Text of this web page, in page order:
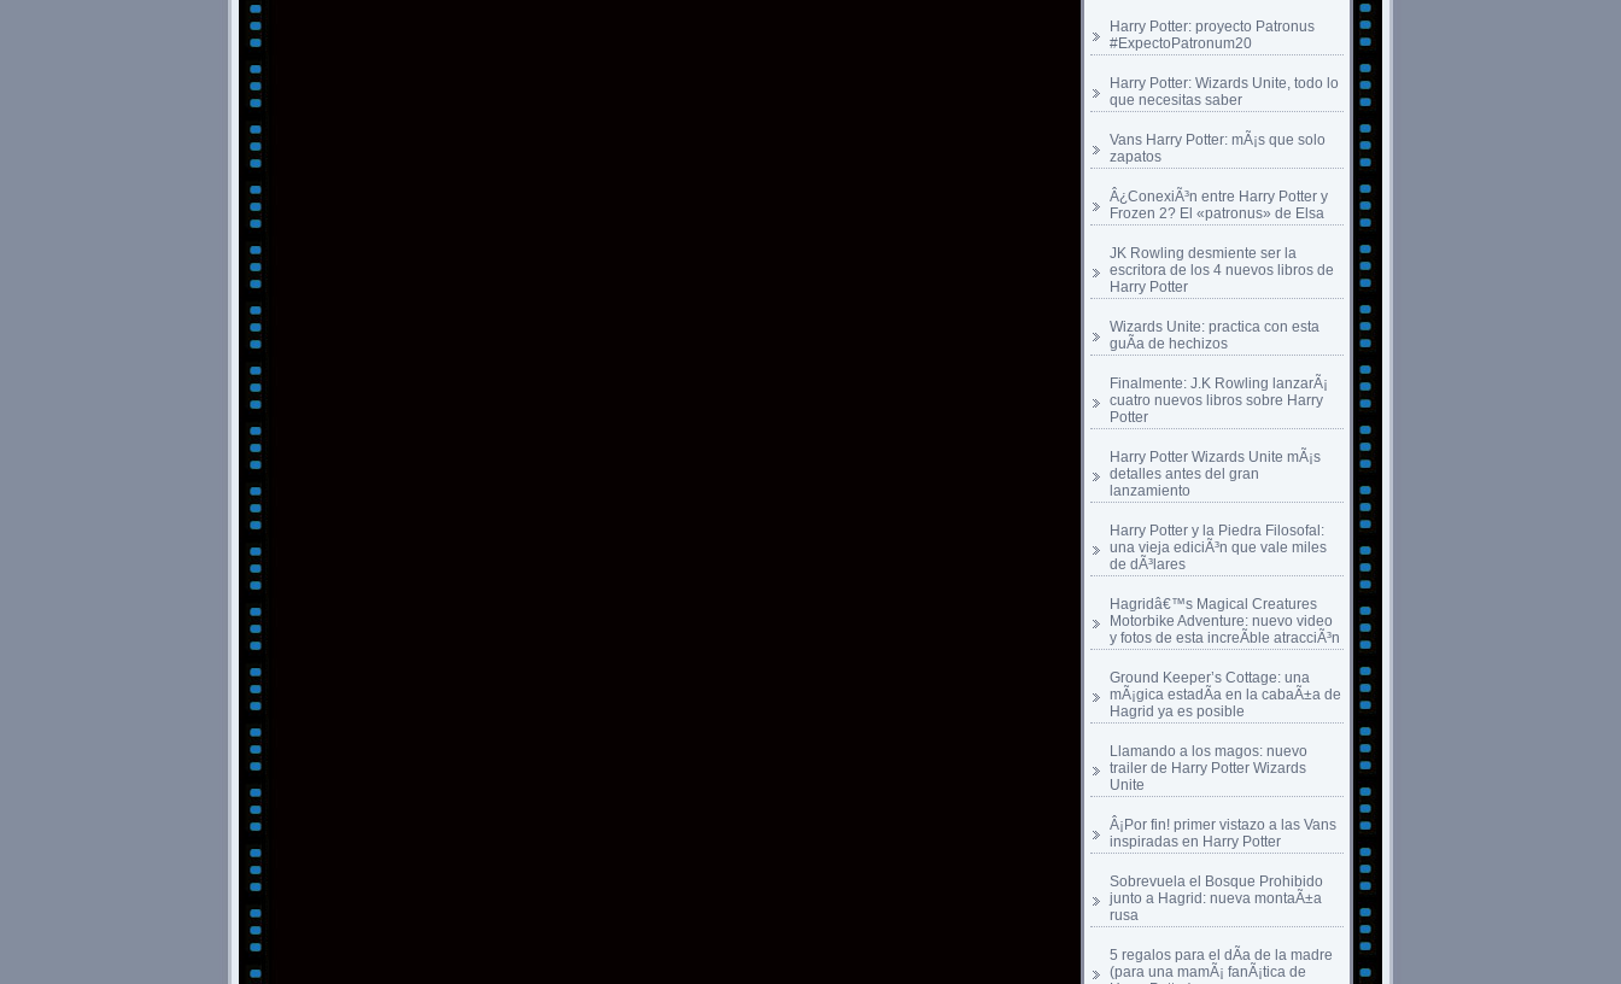
Harry Potter: proyecto Patronus
#ExpectoPatronum20
Harry Potter: Wizards Unite, todo lo
que necesitas saber
Vans Harry Potter: mÃ¡s que solo
zapatos
Â¿ConexiÃ³n entre Harry Potter y
Frozen 2? El «patronus» de Elsa
JK Rowling desmiente ser la
escritora de los 4 nuevos libros de
Harry Potter
Wizards Unite: practica con esta
guÃ­a de hechizos
Finalmente: J.K Rowling lanzarÃ¡
cuatro nuevos libros sobre Harry
Potter
Harry Potter Wizards Unite mÃ¡s
detalles antes del gran
lanzamiento
Harry Potter y la Piedra Filosofal:
una vieja ediciÃ³n que vale miles
de dÃ³lares
Hagridâ€™s Magical Creatures
Motorbike Adventure: nuevo video
y fotos de esta increÃ­ble atracciÃ³n
Ground Keeper’s Cottage: una
mÃ¡gica estadÃ­a en la cabaÃ±a de
Hagrid ya es posible
Llamando a los magos: nuevo
trailer de Harry Potter Wizards
Unite
Â¡Por fin! primer vistazo a las Vans
inspiradas en Harry Potter
Sobrevuela el Bosque Prohibido
junto a Hagrid: nueva montaÃ±a
rusa
5 regalos para el dÃ­a de la madre
(para una mamÃ¡ fanÃ¡tica de